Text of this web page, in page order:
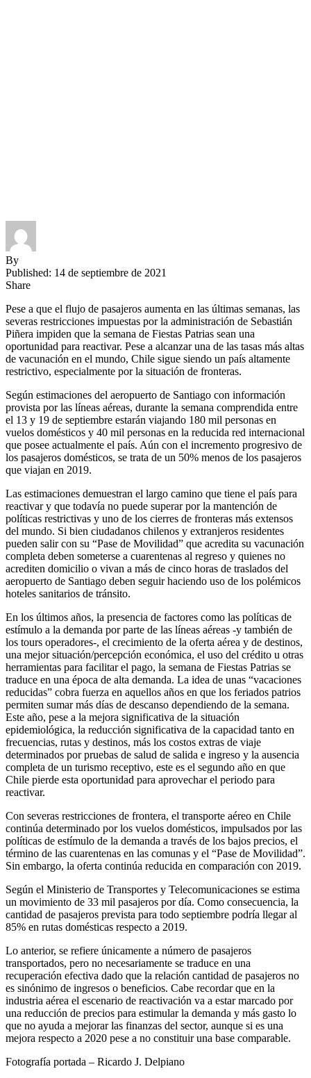
By
Published: 14 de septiembre de 2021
Share
Pese a que el flujo de pasajeros aumenta en las últimas semanas, las
severas restricciones impuestas por la administración de Sebastián
Piñera impiden que la semana de Fiestas Patrias sean una
oportunidad para reactivar. Pese a alcanzar una de las tasas más altas
de vacunación en el mundo, Chile sigue siendo un país altamente
restrictivo, especialmente por la situación de fronteras.
Según estimaciones del aeropuerto de Santiago con información
provista por las líneas aéreas, durante la semana comprendida entre
el 13 y 19 de septiembre estarán viajando 180 mil personas en
vuelos domésticos y 40 mil personas en la reducida red internacional
que posee actualmente el país. Aún con el incremento progresivo de
los pasajeros domésticos, se trata de un 50% menos de los pasajeros
que viajan en 2019.
Las estimaciones demuestran el largo camino que tiene el país para
reactivar y que todavía no puede superar por la mantención de
políticas restrictivas y uno de los cierres de fronteras más extensos
del mundo. Si bien ciudadanos chilenos y extranjeros residentes
pueden salir con su “Pase de Movilidad” que acredita su vacunación
completa deben someterse a cuarentenas al regreso y quienes no
acrediten domicilio o vivan a más de cinco horas de traslados del
aeropuerto de Santiago deben seguir haciendo uso de los polémicos
hoteles sanitarios de tránsito.
En los últimos años, la presencia de factores como las políticas de
estímulo a la demanda por parte de las líneas aéreas -y también de
los tours operadores-, el crecimiento de la oferta aérea y de destinos,
una mejor situación/percepción económica, el uso del crédito u otras
herramientas para facilitar el pago, la semana de Fiestas Patrias se
traduce en una época de alta demanda. La idea de unas “vacaciones
reducidas” cobra fuerza en aquellos años en que los feriados patrios
permiten sumar más días de descanso dependiendo de la semana.
Este año, pese a la mejora significativa de la situación
epidemiológica, la reducción significativa de la capacidad tanto en
frecuencias, rutas y destinos, más los costos extras de viaje
determinados por pruebas de salud de salida e ingreso y la ausencia
completa de un turismo receptivo, este es el segundo año en que
Chile pierde esta oportunidad para aprovechar el periodo para
reactivar.
Con severas restricciones de frontera, el transporte aéreo en Chile
continúa determinado por los vuelos domésticos, impulsados por las
políticas de estímulo de la demanda a través de los bajos precios, el
término de las cuarentenas en las comunas y el “Pase de Movilidad”.
Sin embargo, la oferta continúa reducida en comparación con 2019.
Según el Ministerio de Transportes y Telecomunicaciones se estima
un movimiento de 33 mil pasajeros por día. Como consecuencia, la
cantidad de pasajeros prevista para todo septiembre podría llegar al
85% en rutas domésticas respecto a 2019.
Lo anterior, se refiere únicamente a número de pasajeros
transportados, pero no necesariamente se traduce en una
recuperación efectiva dado que la relación cantidad de pasajeros no
es sinónimo de ingresos o beneficios. Cabe recordar que en la
industria aérea el escenario de reactivación va a estar marcado por
una reducción de precios para estimular la demanda y más gasto lo
que no ayuda a mejorar las finanzas del sector, aunque si es una
mejora respecto a 2020 pese a no constituir una base comparable.
Fotografía portada – Ricardo J. Delpiano